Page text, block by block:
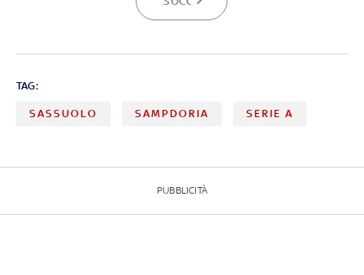
TAG:
SASSUOLO SAMPDORIA SERIE A
PUBBLICITÀ